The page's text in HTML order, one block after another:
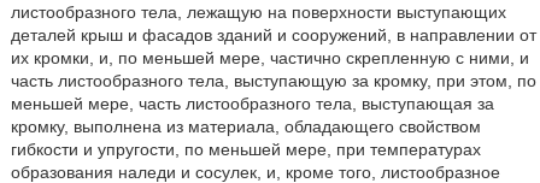
листообразного тела, лежащую на поверхности выступающих
деталей крыш и фасадов зданий и сооружений, в направлении от
их кромки, и, по меньшей мере, частично скрепленную с ними, и
часть листообразного тела, выступающую за кромку, при этом, по
меньшей мере, часть листообразного тела, выступающая за
кромку, выполнена из материала, обладающего свойством
гибкости и упругости, по меньшей мере, при температурах
образования наледи и сосулек, и, кроме того, листообразное